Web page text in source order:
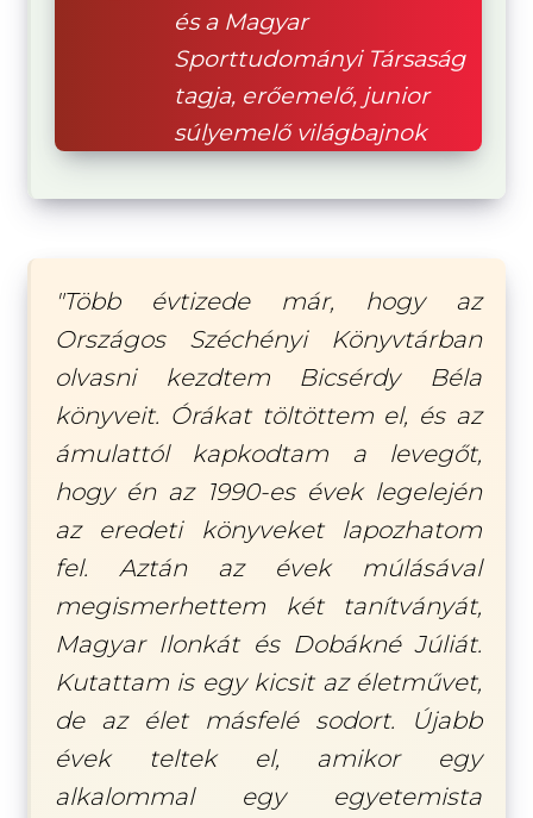
és a Magyar
Sporttudományi Társaság
tagja, erőemelő, junior
súlyemelő világbajnok
"Több évtizede már, hogy az
Országos Széchényi Könyvtárban
olvasni kezdtem Bicsérdy Béla
könyveit. Órákat töltöttem el, és az
ámulattól kapkodtam a levegőt,
hogy én az 1990-es évek legelején
az eredeti könyveket lapozhatom
fel. Aztán az évek múlásával
megismerhettem két tanítványát,
Magyar Ilonkát és Dobákné Júliát.
Kutattam is egy kicsit az életművet,
de az élet másfelé sodort. Újabb
évek teltek el, amikor egy
alkalommal egy egyetemista